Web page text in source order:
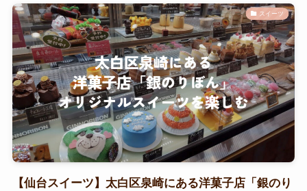
スイーツ
【仙台スイーツ】太白区泉崎にある洋菓子店「銀のり